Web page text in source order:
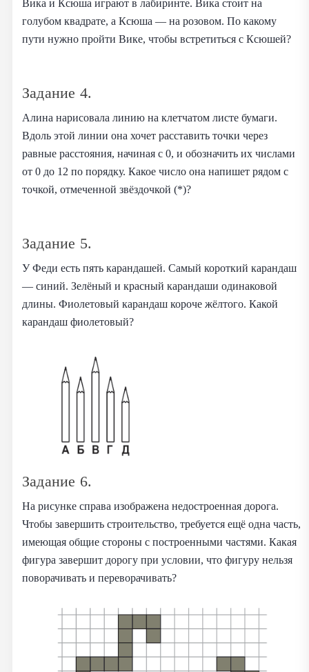
Вика и Ксюша играют в лабиринте. Вика стоит на
голубом квадрате, а Ксюша — на розовом. По какому
пути нужно пройти Вике, чтобы встретиться с Ксюшей?
Задание 4.
Алина нарисовала линию на клетчатом листе бумаги.
Вдоль этой линии она хочет расставить точки через
равные расстояния, начиная с 0, и обозначить их числами
от 0 до 12 по порядку. Какое число она напишет рядом с
точкой, отмеченной звёздочкой (*)?
Задание 5.
У Феди есть пять карандашей. Самый короткий карандаш
— синий. Зелёный и красный карандаши одинаковой
длины. Фиолетовый карандаш короче жёлтого. Какой
карандаш фиолетовый?
Задание 6.
На рисунке справа изображена недостроенная дорога.
Чтобы завершить строительство, требуется ещё одна часть,
имеющая общие стороны с построенными частями. Какая
фигура завершит дорогу при условии, что фигуру нельзя
поворачивать и переворачивать?